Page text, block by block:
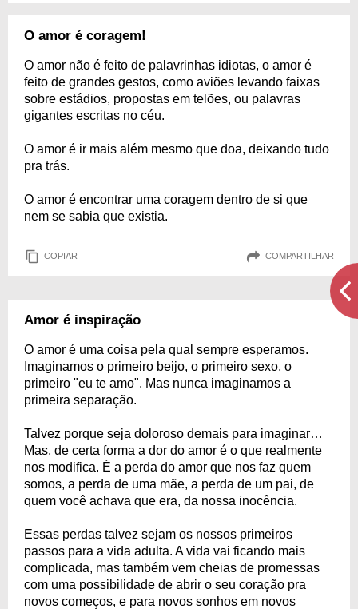
O amor é coragem!
O amor não é feito de palavrinhas idiotas, o amor é
feito de grandes gestos, como aviões levando faixas
sobre estádios, propostas em telões, ou palavras
gigantes escritas no céu.
O amor é ir mais além mesmo que doa, deixando tudo
pra trás.
O amor é encontrar uma coragem dentro de si que
nem se sabia que existia.
COPIAR COMPARTILHAR
Amor é inspiração
O amor é uma coisa pela qual sempre esperamos.
Imaginamos o primeiro beijo, o primeiro sexo, o
primeiro "eu te amo". Mas nunca imaginamos a
primeira separação.
Talvez porque seja doloroso demais para imaginar…
Mas, de certa forma a dor do amor é o que realmente
nos modifica. É a perda do amor que nos faz quem
somos, a perda de uma mãe, a perda de um pai, de
quem você achava que era, da nossa inocência.
Essas perdas talvez sejam os nossos primeiros
passos para a vida adulta. A vida vai ficando mais
complicada, mas também vem cheias de promessas
com uma possibilidade de abrir o seu coração pra
novos começos, e para novos sonhos em novos